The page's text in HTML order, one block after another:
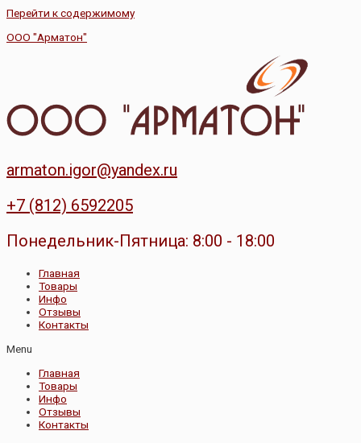
Перейти к содержимому
ООО "Арматон"
armaton.igor@yandex.ru
+7 (812) 6592205
Понедельник-Пятница: 8:00 - 18:00
Главная
Товары
Инфо
Отзывы
Контакты
Menu
Главная
Товары
Инфо
Отзывы
Контакты